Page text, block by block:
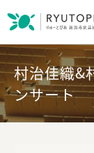
村治佳織&
ンサート